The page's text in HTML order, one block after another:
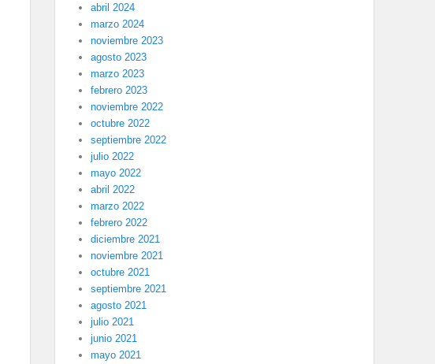
abril 2024
marzo 2024
noviembre 2023
agosto 2023
marzo 2023
febrero 2023
noviembre 2022
octubre 2022
septiembre 2022
julio 2022
mayo 2022
abril 2022
marzo 2022
febrero 2022
diciembre 2021
noviembre 2021
octubre 2021
septiembre 2021
agosto 2021
julio 2021
junio 2021
mayo 2021